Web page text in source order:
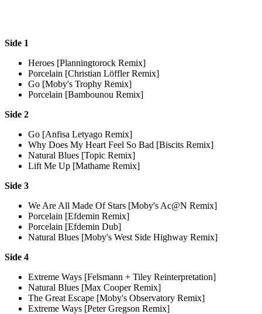
Side 1
Heroes [Planningtorock Remix]
Porcelain [Christian Löffler Remix]
Go [Moby's Trophy Remix]
Porcelain [Bambounou Remix]
Side 2
Go [Anfisa Letyago Remix]
Why Does My Heart Feel So Bad [Biscits Remix]
Natural Blues [Topic Remix]
Lift Me Up [Mathame Remix]
Side 3
We Are All Made Of Stars [Moby's Ac@N Remix]
Porcelain [Efdemin Remix]
Porcelain [Efdemin Dub]
Natural Blues [Moby's West Side Highway Remix]
Side 4
Extreme Ways [Felsmann + Tiley Reinterpretation]
Natural Blues [Max Cooper Remix]
The Great Escape [Moby's Observatory Remix]
Extreme Ways [Peter Gregson Remix]